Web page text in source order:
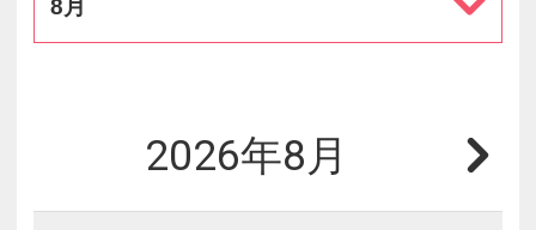
8月
2026年8月